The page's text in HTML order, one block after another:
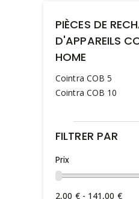
PIÈCES DE
D'APPAREILS
HOME
Cointra COB 5
Cointra COB 10
FILTRER PAR
Prix
2,00 € - 141,00 €